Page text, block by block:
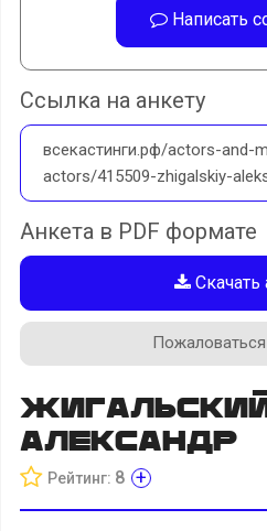
Написать
Ссылка на анкету
всекастинги.рф/actors-and-
actors/415509-zhigalskiy-
Анкета в PDF формате
Скачать
Пожаловаться
Александр
Рейтинг: 8 +